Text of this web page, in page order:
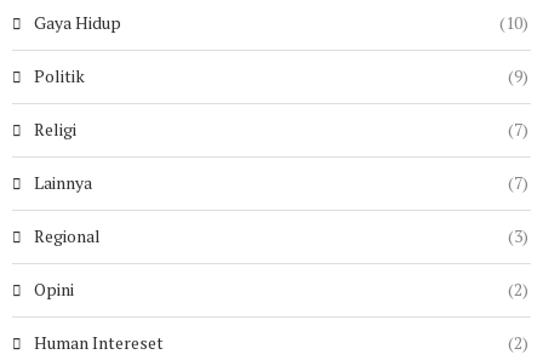
Gaya Hidup (10)
Politik (9)
Religi (7)
Lainnya (7)
Regional (3)
Opini (2)
Human Intereset (2)